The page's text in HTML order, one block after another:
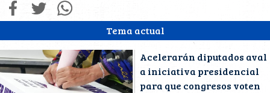
Tema actual
Acelerarán diputados aval
a iniciativa presidencial
para que congresos voten